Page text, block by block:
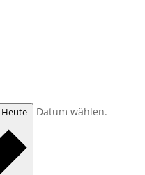
Heute Datum wählen.